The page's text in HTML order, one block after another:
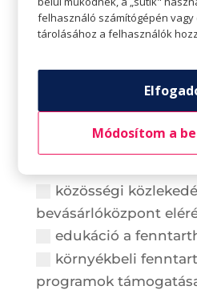
épületben
energiatakarékos
szelektív
közösségi
bevásárlóközpont
edukáció a
környékbeli
programok
felhasználó számítógépén
tárolásához a felhasználók
Módosítom a